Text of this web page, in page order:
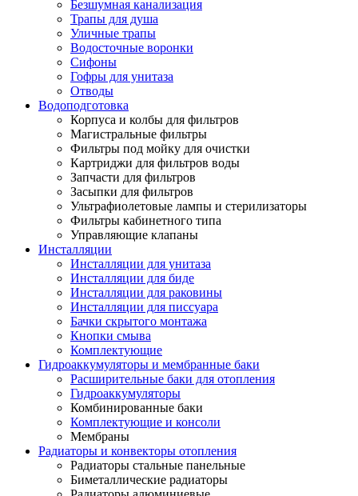
Безшумная канализация
Трапы для душа
Уличные трапы
Водосточные воронки
Сифоны
Гофры для унитаза
Отводы
Водоподготовка
Корпуса и колбы для фильтров
Магистральные фильтры
Фильтры под мойку для очистки
Картриджи для фильтров воды
Запчасти для фильтров
Засыпки для фильтров
Ультрафиолетовые лампы и стерилизаторы
Фильтры кабинетного типа
Управляющие клапаны
Инсталляции
Инсталляции для унитаза
Инсталляции для биде
Инсталляции для раковины
Инсталляции для писсуара
Бачки скрытого монтажа
Кнопки смыва
Комплектующие
Гидроаккумуляторы и мембранные баки
Расширительные баки для отопления
Гидроаккумуляторы
Комбинированные баки
Комплектующие и консоли
Мембраны
Радиаторы и конвекторы отопления
Радиаторы стальные панельные
Биметаллические радиаторы